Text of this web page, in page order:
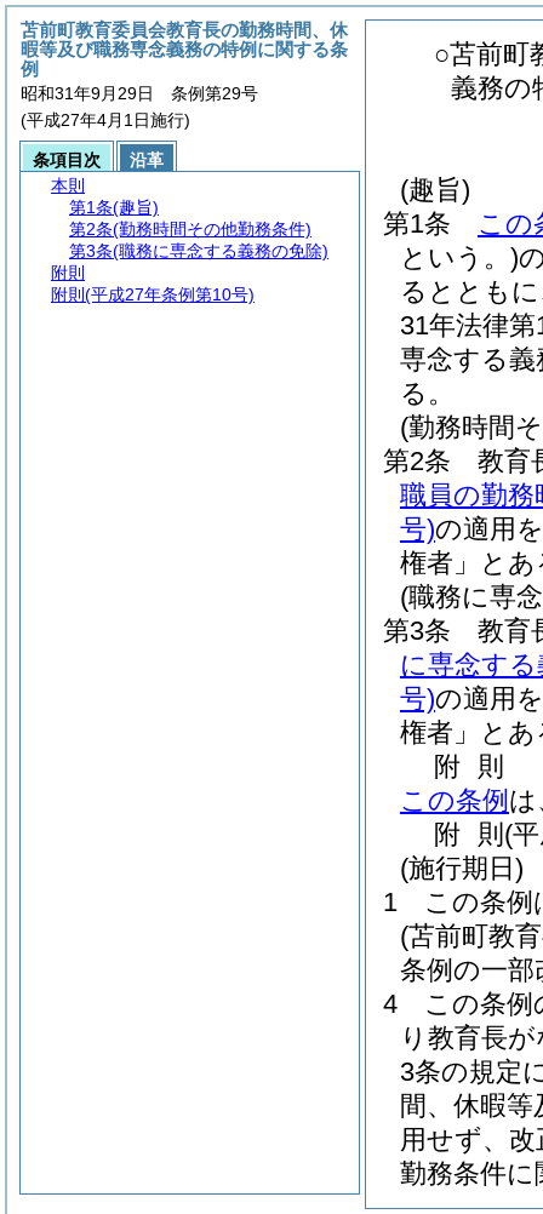
○苫前町
義務の
(趣旨)
第1条
この
という。)
るととも
31年法律第
専念する
る。
(勤務時間
第2条
教育
職員の勤務
号)の適用
権者」と
(職務に専
第3条
教育
に専念す
号)の適用
権者」と
附 則
この条例 は
附 則 (
(施行期日)
1
この条例
(苫前町教
条例の一部
4
この条例
り教育長
3条の規定
間、休暇
用せず、
勤務条件
苫前町教育委員会教育長の勤務時間、休
暇等及び職務専念義務の特例に関する条
例
昭和31年9月29日 条例第29号
(平成27年4月1日施行)
条項目次
沿革
本則
第1条(趣旨)
第2条(勤務時間その他勤務条件)
第3条(職務に専念する義務の免除)
附則
附則 (平成27年条例第10号)